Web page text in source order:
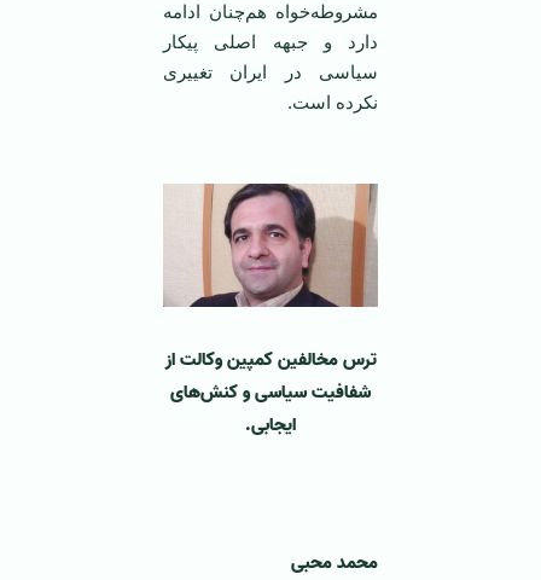
مشروطه‌خواه هم‌چنان ادامه
دارد و جبهه اصلی پیکار
سیاسی در ایران تغییری
نکرده است.
ترس مخالفین کمپین وکالت از
شفافیت سیاسی و کنش‌های
ایجابی.
محمد محبی